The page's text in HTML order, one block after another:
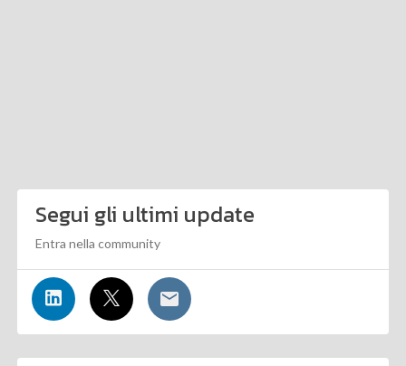
Segui gli ultimi update
Entra nella community